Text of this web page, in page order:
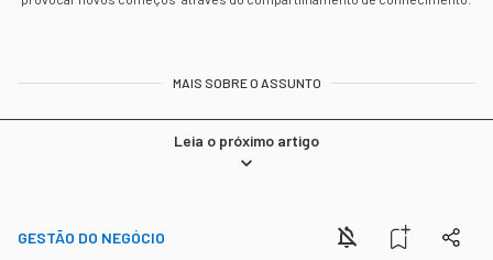
MAIS SOBRE O ASSUNTO
Leia o próximo artigo
GESTÃO DO NEGÓCIO